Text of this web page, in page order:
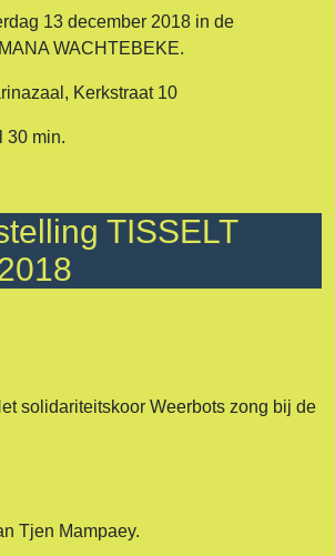
13 december 2018 in de
WACHTEBEKE.
Kerkstraat 10
30 min.
TISSELT
solidariteitskoor Weerbots zong bij de
Tjen Mampaey.